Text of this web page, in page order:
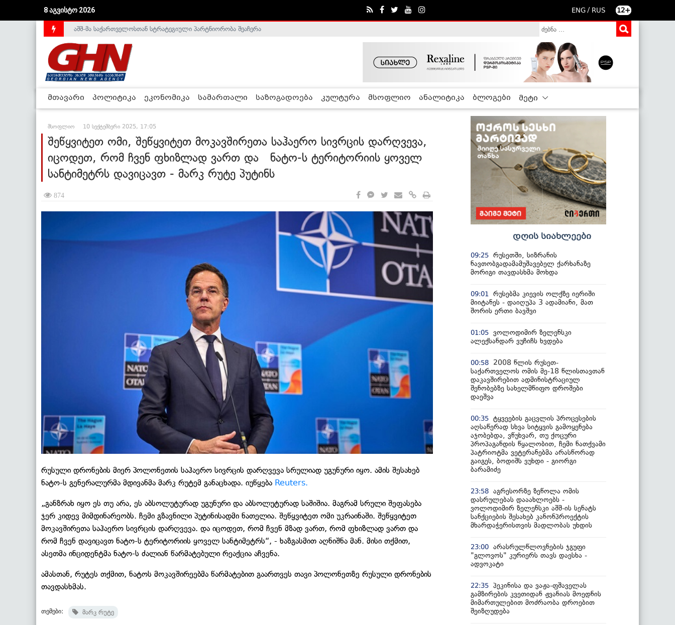
8 აგვისტო 2026 ENG / RUS 12+
საქართველოს დე-ფაქტო მთავრობა არალეგიტიმურია - ჰელსინკის კომისია
აშშ-მა საქართველოსთან სტრატეგიული პარტნიორობა შეაჩერა
მთავარი პოლიტიკა ეკონომიკა სამართალი საზოგადოება კულტურა მსოფლიო ანალიტიკა ბლოგები მეტი
მსოფლიო 10 სექტემბერი 2025, 17:05
შეწყვიტეთ ომი, შეწყვიტეთ მოკავშირეთა საჰაერო სივრცის დარღვევა,
იცოდეთ, რომ ჩვენ ფხიზლად ვართ და ნატო-ს ტერიტორიის ყოველ
სანტიმეტრს დავიცავთ - მარკ რუტე პუტინს
874
რუსული დრონების მიერ პოლონეთის საჰაერო სივრცის დარღვევა სრულიად უგუნური იყო. ამის შესახებ
ნატო-ს გენერალურმა მდივანმა მარკ რუტემ განაცხადა. იუწყება Reuters.
„განზრახ იყო ეს თუ არა, ეს აბსოლუტურად უგუნური და აბსოლუტურად საშიშია. მაგრამ სრული შეფასება
ჯერ კიდევ მიმდინარეობს. ჩემი გზავნილი პუტინისადმი ნათელია. შეწყვიტეთ ომი უკრაინაში. შეწყვიტეთ
მოკავშირეთა საჰაერო სივრცის დარღვევა. და იცოდეთ, რომ ჩვენ მზად ვართ, რომ ფხიზლად ვართ და
რომ ჩვენ დავიცავთ ნატო-ს ტერიტორიის ყოველ სანტიმეტრს“, - ხაზგასმით აღნიშნა მან. მისი თქმით,
ასეთმა ინციდენტმა ნატო-ს ძალიან წარმატებული რეაქცია აჩვენა.
ამასთან, რუტეს თქმით, ნატოს მოკავშირეებმა წარმატებით გაართვეს თავი პოლონეთზე რუსული დრონების
თავდასხმას.
თემები: მარკ რუტე
დღის სიახლეები
09:25 რუსეთში, სიზრანის
ნავთობგადამამუშავებელ ქარხანაზე
მორიგი თავდასხმა მოხდა
09:01
რუსებმა კიევის ოლქზე იერიში
მიიტანეს - დაიღუპა 3 ადამიანი, მათ
შორის ერთი ბავშვი
01:05 ვოლოდიმირ ზელენსკი
ალექსანდარ ვუჩიჩს ხვდება
00:58
2008 წლის რუსეთ-
საქართველოს ომის მე-18 წლისთავთან
დაკავშირებით ადმინისტრაციულ
შენობებზე სახელმწიფო დროშები
დაეშვა
00:35 ტყვეების გაცვლის პროცესების
აღსაწერად სხვა სიტყვის გამოყენება
აჯობებდა, ვწუხვარ, თუ ქოცური
პროპაგანდის წყალობით, ჩემი ნათქვამი
პატრიოტმა ვეტერანებმა არასწორად
გაიგეს, ბოდიშს ვუხდი - გიორგი
ბარამიძე
23:58 აგრესორზე ზეწოლა ომის
დასრულებას დააახლოებს -
ვოლოდიმირ ზელენსკი აშშ-ის სენატს
სანქციების შესახებ კანონპროექტის
მხარდაჭერისთვის მადლობას უხდის
23:00 არასრულწლოვნების ჯგუფი
"გლოვოს" კურიერს თავს დაესხა -
ადვოკატი
22:35 პეკინისა და ვაჟა-ფშაველას
გამზირების კვეთიდან ჟვანიას მოედნის
მიმართულებით მოძრაობა დროებით
შეიზღუდება